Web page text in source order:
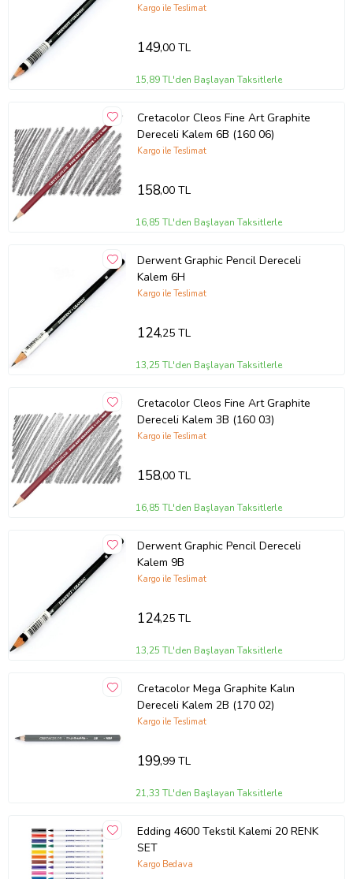
Kargo ile Teslimat
149,00 TL
15,89 TL'den Başlayan Taksitlerle
Cretacolor Cleos Fine Art Graphite
Dereceli Kalem 6B (160 06)
Kargo ile Teslimat
158,00 TL
16,85 TL'den Başlayan Taksitlerle
Derwent Graphic Pencil Dereceli
Kalem 6H
Kargo ile Teslimat
124,25 TL
13,25 TL'den Başlayan Taksitlerle
Cretacolor Cleos Fine Art Graphite
Dereceli Kalem 3B (160 03)
Kargo ile Teslimat
158,00 TL
16,85 TL'den Başlayan Taksitlerle
Derwent Graphic Pencil Dereceli
Kalem 9B
Kargo ile Teslimat
124,25 TL
13,25 TL'den Başlayan Taksitlerle
Cretacolor Mega Graphite Kalın
Dereceli Kalem 2B (170 02)
Kargo ile Teslimat
199,99 TL
21,33 TL'den Başlayan Taksitlerle
Edding 4600 Tekstil Kalemi 20 RENK
SET
Kargo Bedava